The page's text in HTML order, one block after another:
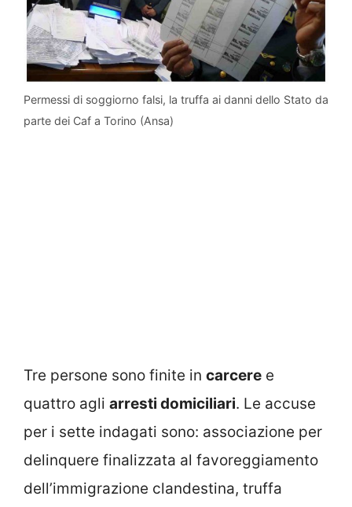
Permessi di soggiorno falsi, la truffa ai danni dello Stato da
parte dei Caf a Torino (Ansa)
Tre persone sono finite in carcere e
quattro agli arresti domiciliari. Le accuse
per i sette indagati sono: associazione per
delinquere finalizzata al favoreggiamento
dell’immigrazione clandestina, truffa